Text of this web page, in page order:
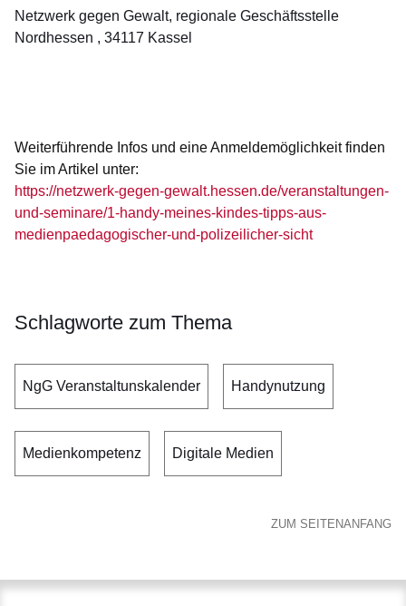
Netzwerk gegen Gewalt, regionale Geschäftsstelle
Nordhessen , 34117 Kassel
Weiterführende Infos und eine Anmeldemöglichkeit finden
Sie im Artikel unter:
https://netzwerk-gegen-gewalt.hessen.de/veranstaltungen-
und-seminare/1-handy-meines-kindes-tipps-aus-
medienpaedagogischer-und-polizeilicher-sicht
Schlagworte zum Thema
NgG Veranstaltunskalender Handynutzung
Medienkompetenz Digitale Medien
ZUM SEITENANFANG